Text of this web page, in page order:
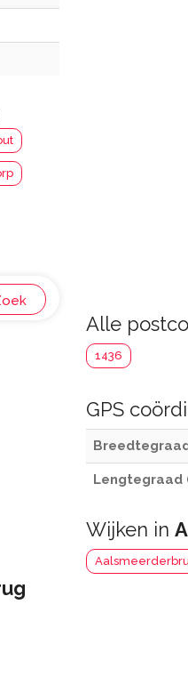
Alle
1436
GPS
Lengtegraad
Wijken in